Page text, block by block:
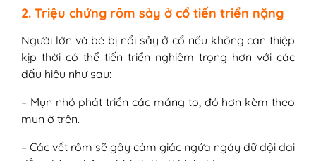
2. Triệu chứng rôm sảy ở cổ tiến triển nặng
Người lớn và bé bị nổi sảy ở cổ nếu không can thiệp
kịp thời có thể tiến triển nghiêm trọng hơn với các
dấu hiệu như sau:
– Mụn nhỏ phát triển các mảng to, đỏ hơn kèm theo
mụn ở trên.
– Các vết rôm sẽ gây cảm giác ngứa ngáy dữ dội dai